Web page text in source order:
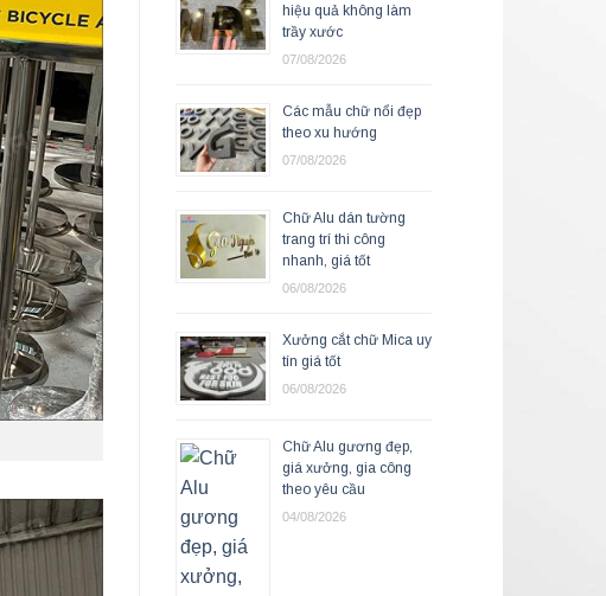
hiệu quả không làm
trầy xước
07/08/2026
Các mẫu chữ nổi đẹp
theo xu hướng
07/08/2026
Chữ Alu dán tường
trang trí thi công
nhanh, giá tốt
06/08/2026
Xưởng cắt chữ Mica uy
tín giá tốt
06/08/2026
Chữ Alu gương đẹp,
giá xưởng, gia công
theo yêu cầu
04/08/2026